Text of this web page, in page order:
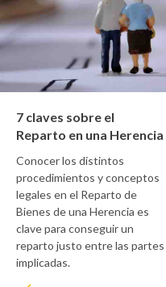
7 claves sobre el
Reparto en una Herencia
Conocer los distintos
procedimientos y conceptos
legales en el Reparto de
Bienes de una Herencia es
clave para conseguir un
reparto justo entre las partes
implicadas.